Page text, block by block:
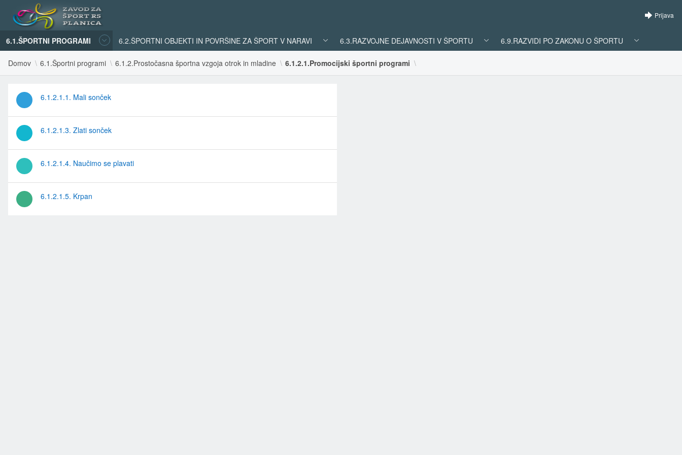
Prijava
6.1.ŠPORTNI PROGRAMI 6.2.ŠPORTNI OBJEKTI IN POVRŠINE ZA ŠPORT V NARAVI 6.3.RAZVOJNE DEJAVNOSTI V ŠPORTU 6.9.RAZVIDI PO ZAKONU O ŠPORTU
Domov 6.1.Športni programi 6.1.2.Prostočasna športna vzgoja otrok in mladine 6.1.2.1.Promocijski športni programi
6.1.2.1.1. Mali sonček
6.1.2.1.3. Zlati sonček
6.1.2.1.4. Naučimo se plavati
6.1.2.1.5. Krpan